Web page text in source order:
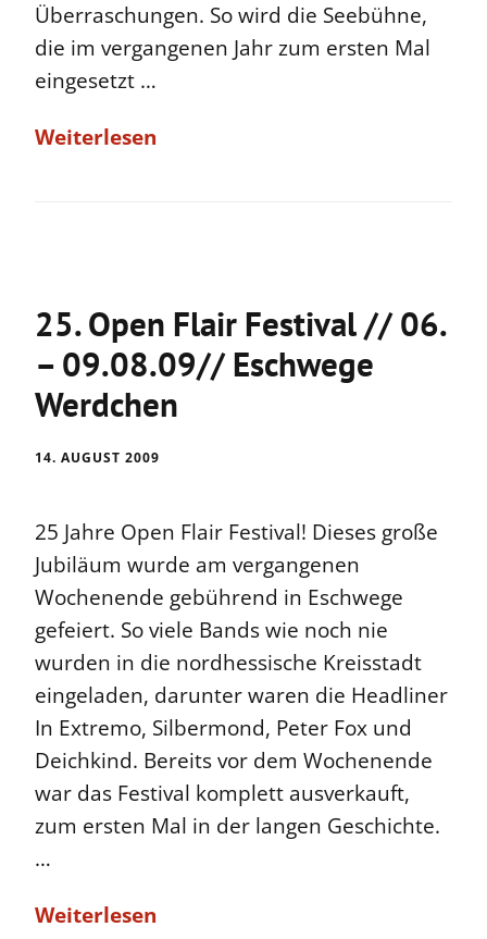
Überraschungen. So wird die Seebühne,
die im vergangenen Jahr zum ersten Mal
eingesetzt …
Weiterlesen
25. Open Flair Festival // 06.
– 09.08.09// Eschwege
Werdchen
14. AUGUST 2009
25 Jahre Open Flair Festival! Dieses große
Jubiläum wurde am vergangenen
Wochenende gebührend in Eschwege
gefeiert. So viele Bands wie noch nie
wurden in die nordhessische Kreisstadt
eingeladen, darunter waren die Headliner
In Extremo, Silbermond, Peter Fox und
Deichkind. Bereits vor dem Wochenende
war das Festival komplett ausverkauft,
zum ersten Mal in der langen Geschichte.
…
Weiterlesen